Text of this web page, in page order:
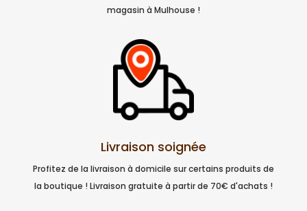
magasin à Mulhouse !
Livraison soignée
Profitez de la livraison à domicile sur certains produits de
la boutique ! Livraison gratuite à partir de 70€ d'achats !